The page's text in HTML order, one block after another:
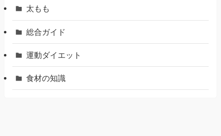
太もも
総合ガイド
運動ダイエット
食材の知識